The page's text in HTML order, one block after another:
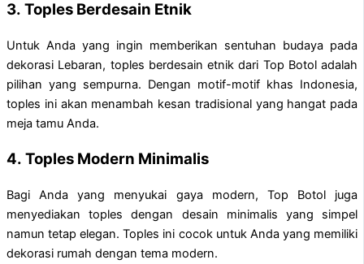
3. Toples Berdesain Etnik
Untuk Anda yang ingin memberikan sentuhan budaya pada
dekorasi Lebaran, toples berdesain etnik dari Top Botol adalah
pilihan yang sempurna. Dengan motif-motif khas Indonesia,
toples ini akan menambah kesan tradisional yang hangat pada
meja tamu Anda.
4. Toples Modern Minimalis
Bagi Anda yang menyukai gaya modern, Top Botol juga
menyediakan toples dengan desain minimalis yang simpel
namun tetap elegan. Toples ini cocok untuk Anda yang memiliki
dekorasi rumah dengan tema modern.